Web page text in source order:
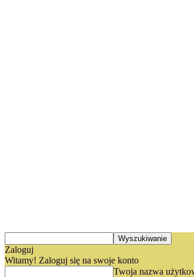
Zaloguj
Witamy! Zaloguj się na swoje konto
Twoja nazwa